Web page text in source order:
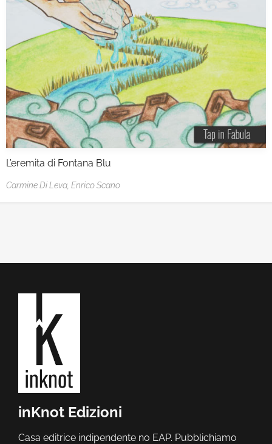
L’eremita di Fontana Blu
Carmine Di Leva, Enrico Scano
inKnot Edizioni
Casa editrice indipendente no EAP. Pubblichiamo